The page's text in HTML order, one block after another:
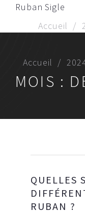
Ruban Sigle
Accueil
Accueil
MOIS :
QUELLES
RUBAN ?